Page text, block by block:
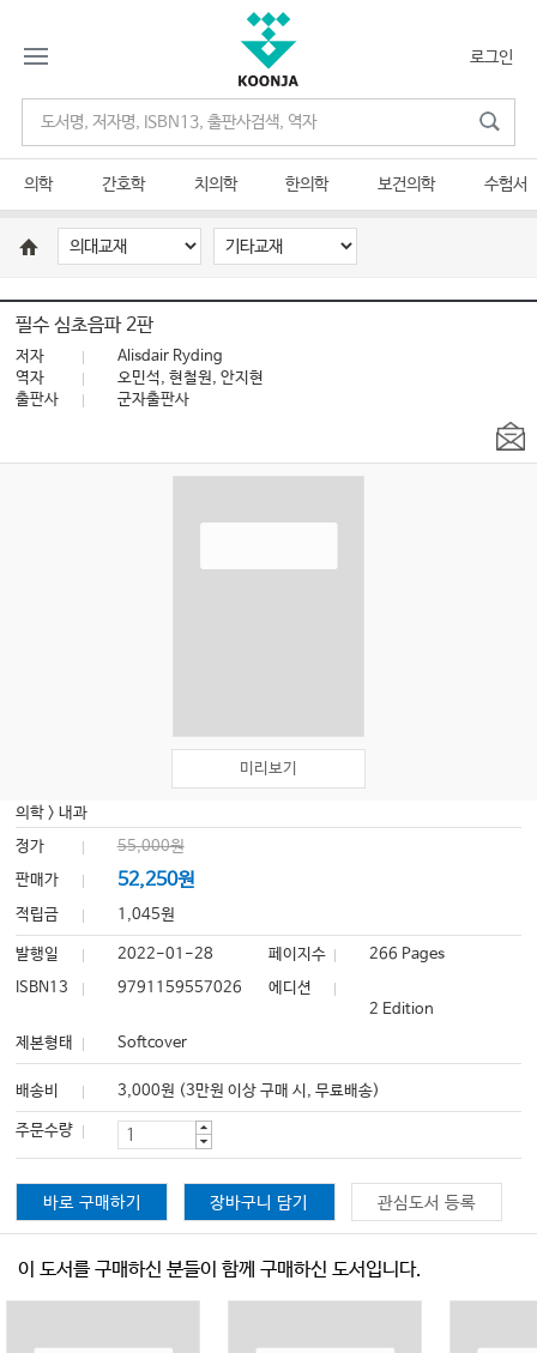
로그인
의학 간호학 치의학 한의학 보건의학 수험서
필수 심초음파 2판
저자
Alisdair Ryding
역자
오민석, 현철원, 안지현
출판사
군자출판사
미리보기
의학 >내과
정가
55,000원
판매가
52,250원
적립금 1,045원
발행일 2022-01-28 페이지수
266 Pages
ISBN13
9791159557026
에디션
2 Edition
제본형태
Softcover
배송비 3,000원 (3만원 이상 구매 시, 무료배송)
주문수량
바로 구매하기 장바구니 담기 관심도서 등록
이 도서를 구매하신 분들이 함께 구매하신 도서입니다.